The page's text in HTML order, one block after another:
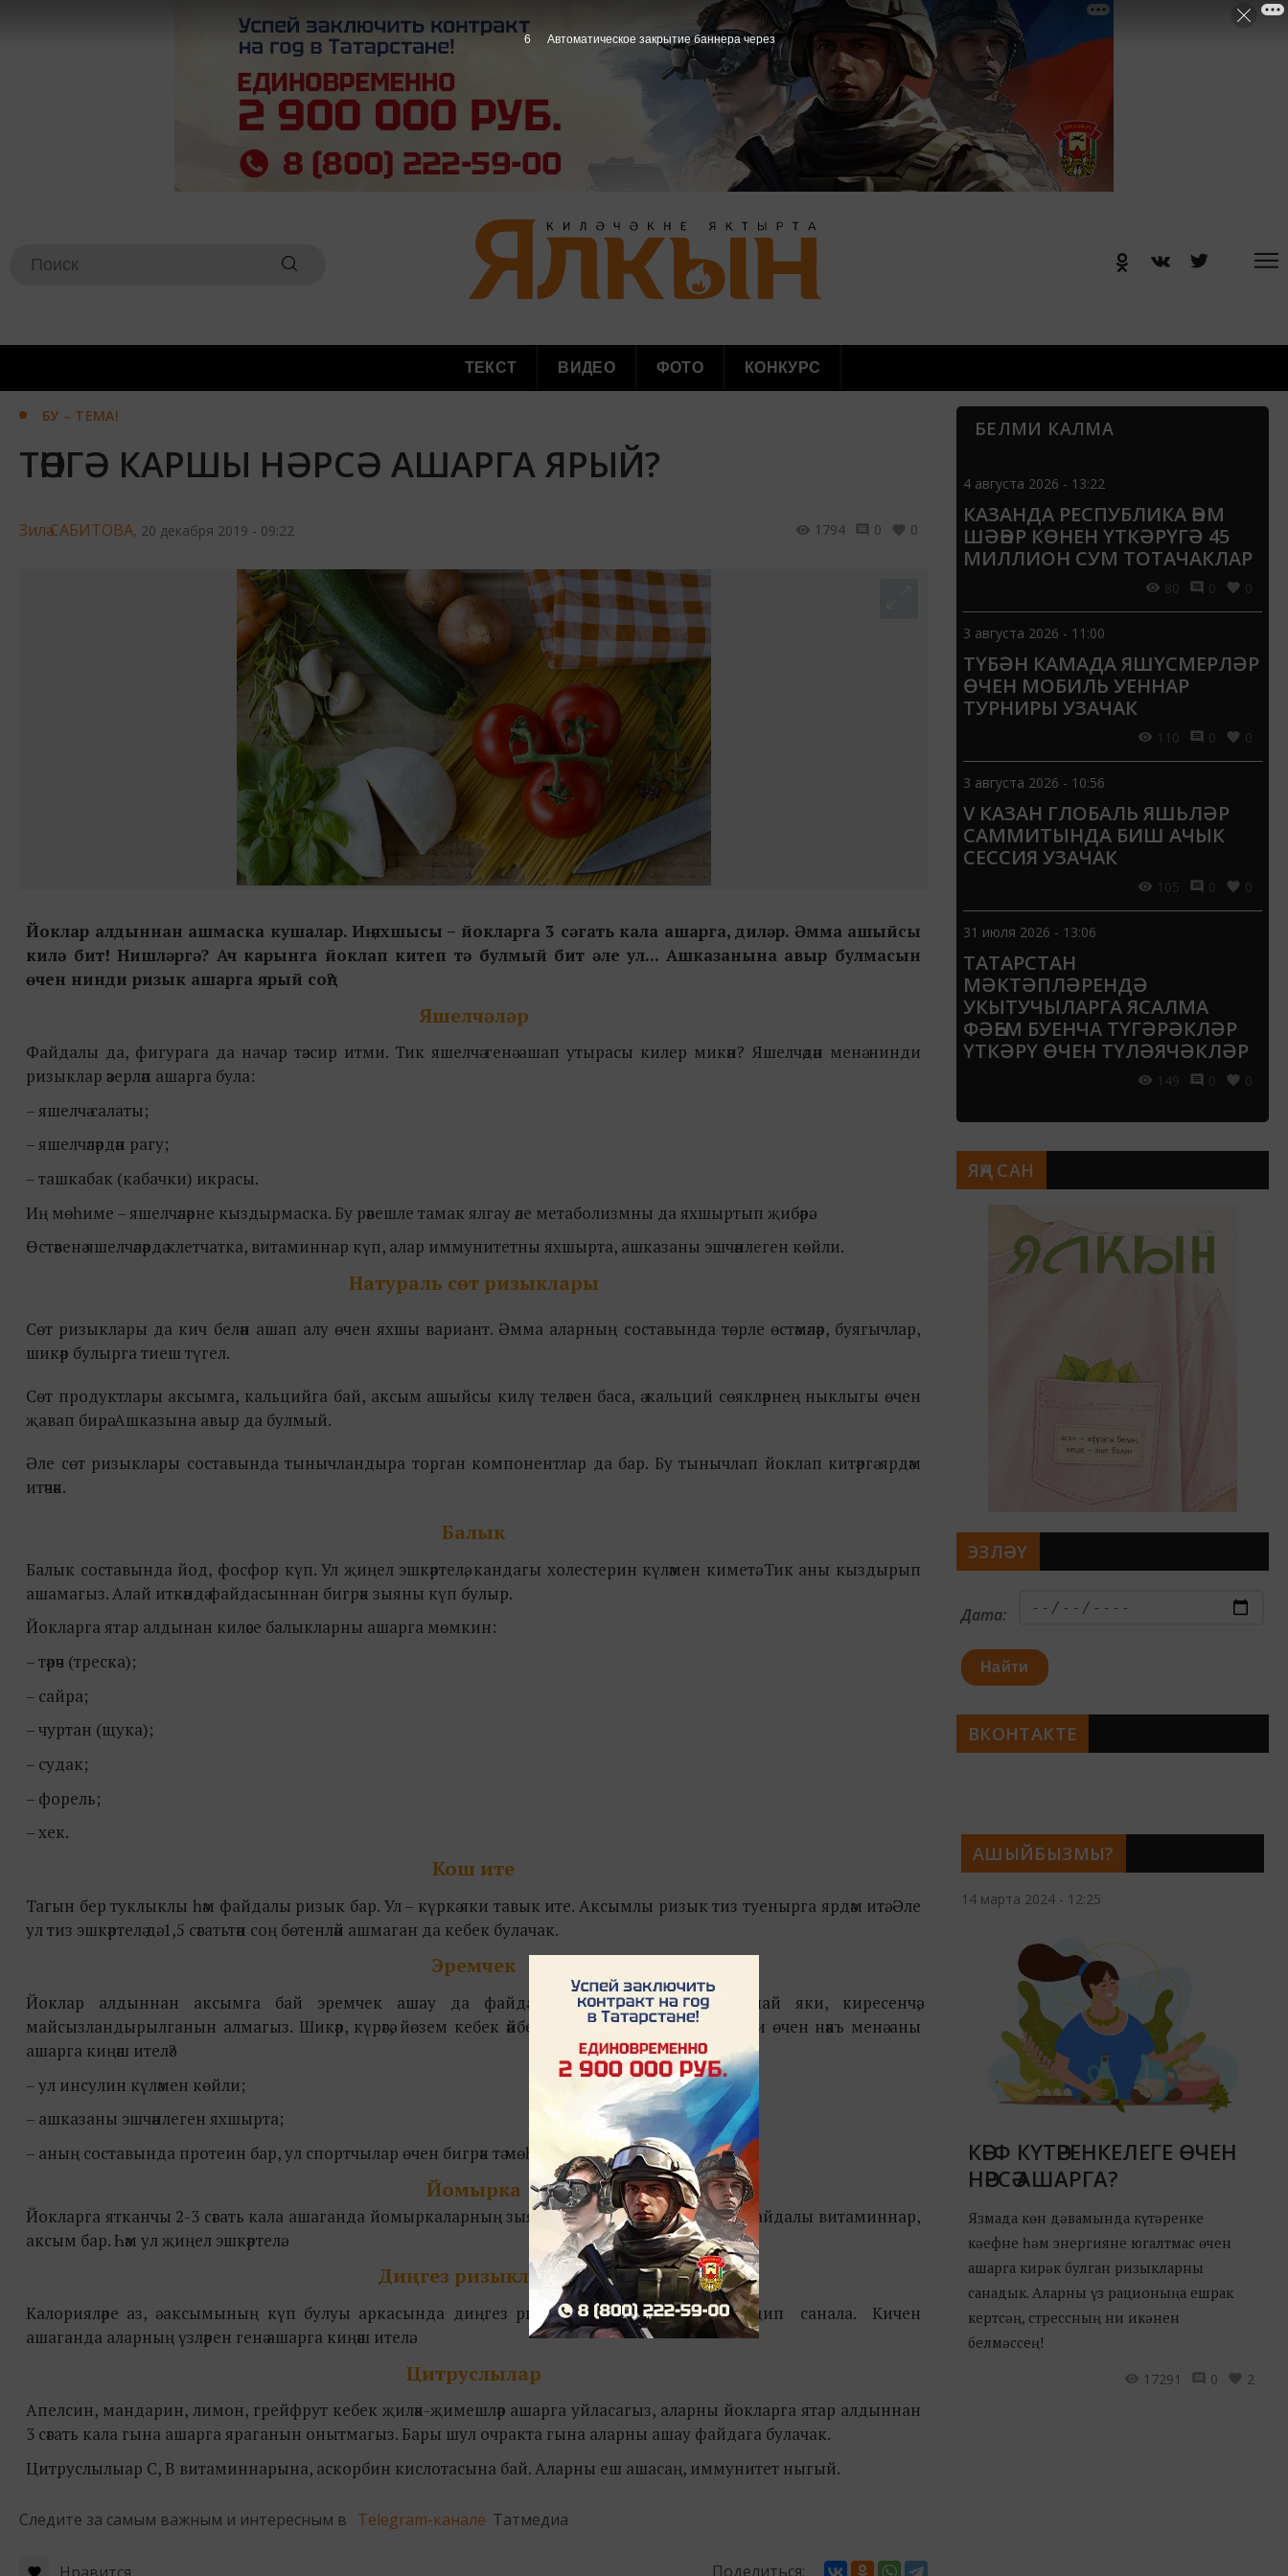
ТЕКСТ ВИДЕО ФОТО КОНКУРС
БУ – ТЕМА!
ТӨНГӘ КАРШЫ НӘРСӘ АШАРГА ЯРЫЙ?
Зилә САБИТОВА, 20 декабря 2019 - 09:22 1794 0 0
Йоклар алдыннан ашмаска кушалар. Иң яхшысы – йокларга 3 сәгать кала ашарга, диләр. Әмма ашыйсы
килә бит! Нишләргә? Ач карынга йоклап китеп тә булмый бит әле ул... Ашказанына авыр булмасын
өчен нинди ризык ашарга ярый соң?
Яшелчәләр
Файдалы да, фигурага да начар тәэсир итми. Тик яшелчә генә ашап утырасы килер микән? Яшелчәдән менә нинди
ризыклар әзерләп ашарга була:
– яшелчә салаты;
– яшелчәләрдән рагу;
– ташкабак (кабачки) икрасы.
Иң мөһиме – яшелчәләрне кыздырмаска. Бу рәвешле тамак ялгау әле метаболизмны да яхшыртып җибәрә.
Өстәвенә яшелчәләрдә клетчатка, витаминнар күп, алар иммунитетны яхшырта, ашказаны эшчәнлеген көйли.
Натураль сөт ризыклары
Сөт ризыклары да кич белән ашап алу өчен яхшы вариант. Әмма аларның составында төрле өстәмәләр, буягычлар,
шикәр булырга тиеш түгел.
Сөт продуктлары аксымга, кальцийга бай, аксым ашыйсы килү теләген баса, ә кальций сөякләрнең ныклыгы өчен
җавап бирә. Ашказына авыр да булмый.
Әле сөт ризыклары составында тынычландыра торган компонентлар да бар. Бу тынычлап йоклап китәргә ярдәм
итәчәк.
Балык
Балык составында йод, фосфор күп. Ул җиңел эшкәртелә, кандагы холестерин күләмен киметә. Тик аны кыздырып
ашамагыз. Алай иткәндә файдасыннан бигрәк зыяны күп булыр.
Йокларга ятар алдынан киләсе балыкларны ашарга мөмкин:
– тәрәч (треска);
– сайра;
– чуртан (щука);
– судак;
– форель;
– хек.
Кош ите
Тагын бер туклыклы һәм файдалы ризык бар. Ул – күркә яки тавык ите. Аксымлы ризык тиз туенырга ярдәм итә. Әле
ул тиз эшкәртелә дә. 1,5 сәгатьтән соң бөтенләй ашмаган да кебек булачак.
Эремчек
Йоклар алдыннан аксымга бай эремчек ашау да файдага гына булыр. Артык май яки, киресенчә,
майсызландырылганын алмагыз. Шикәр, күрәгә, йөзем кебек әйберләр салып ашамау хәерле. Ни өчен нәкъ менә аны
ашарга киңәш ителә?
– ул инсулин күләмен көйли;
– ашказаны эшчәнлеген яхшырта;
– аның составында протеин бар, ул спортчылар өчен бигрәк тә мөһим.
Йомырка
Йокларга ятканчы 2-3 сәгать кала ашаганда йомыркаларның зыяны юк. Аның составында файдалы витаминнар,
аксым бар. Һәм ул җиңел эшкәртелә.
Диңгез ризыклары
Калорияләре аз, ә аксымының күп булуы аркасында диңгез ризыклары диетик продукт дип санала. Кичен
ашаганда аларның үзләрен генә ашарга киңәш ителә.
Цитруслылар
Апелсин, мандарин, лимон, грейфрут кебек җиләк-җимешләр ашарга уйласагыз, аларны йокларга ятар алдыннан
3 сәгать кала гына ашарга яраганын онытмагыз. Бары шул очракта гына аларны ашау файдага булачак.
Цитруслылыар С, В витаминнарына, аскорбин кислотасына бай. Аларны еш ашасаң, иммунитет ныгый.
Следите за самым важным и интересным в Telegram-канале Татмедиа
Поделиться:
БЕЛМИ КАЛМА
4 августа 2026 - 13:22
КАЗАНДА РЕСПУБЛИКА ҺӘМ
ШӘҺӘР КӨНЕН ҮТКӘРҮГӘ 45
МИЛЛИОН СУМ ТОТАЧАКЛАР
80 0 0
3 августа 2026 - 11:00
ТҮБӘН КАМАДА ЯШҮСМЕРЛӘР
ӨЧЕН МОБИЛЬ УЕННАР
ТУРНИРЫ УЗАЧАК
110 0 0
3 августа 2026 - 10:56
V КАЗАН ГЛОБАЛЬ ЯШЬЛӘР
САММИТЫНДА БИШ АЧЫК
СЕССИЯ УЗАЧАК
105 0 0
31 июля 2026 - 13:06
ТАТАРСТАН
МӘКТӘПЛӘРЕНДӘ
УКЫТУЧЫЛАРГА ЯСАЛМА
ФӘҺЕМ БУЕНЧА ТҮГӘРӘКЛӘР
ҮТКӘРҮ ӨЧЕН ТҮЛӘЯЧӘКЛӘР
149 0 0
АШЫЙБЫЗМЫ?
14 марта 2024 - 12:25
КӘЕФ КҮТӘРЕНКЕЛЕГЕ ӨЧЕН
НӘРСӘ АШАРГА?
Язмада көн дәвамында күтәренке
кәефне һәм энергияне югалтмас өчен
ашарга кирәк булган ризыкларны
санадык. Аларны үз рационыңа ешрак
кертсәң, стрессның ни икәнен
белмәссең!
17291
0 2
ЯҢА САН
ЭЗЛӘҮ
Дата:
Найти
ВКОНТАКТЕ
4 Автоматическое закрытие баннера через